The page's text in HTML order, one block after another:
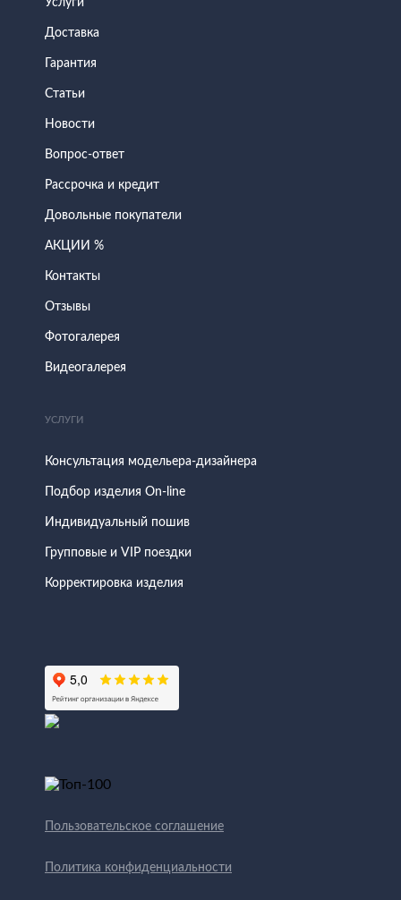
Услуги
Доставка
Гарантия
Статьи
Новости
Вопрос-ответ
Рассрочка и кредит
Довольные покупатели
АКЦИИ %
Контакты
Отзывы
Фотогалерея
Видеогалерея
УСЛУГИ
Консультация модельера-дизайнера
Подбор изделия On-line
Индивидуальный пошив
Групповые и VIP поездки
Корректировка изделия
Пользовательское соглашение
Политика конфиденциальности